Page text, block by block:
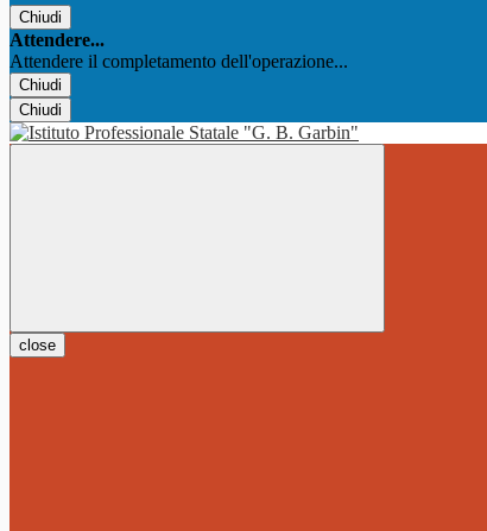
Chiudi
Attendere...
Attendere il completamento dell'operazione...
Chiudi
Chiudi
close